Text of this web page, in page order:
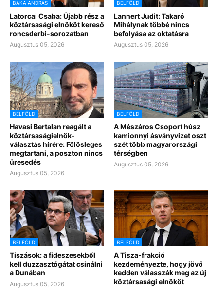
BAKA ANDRÁS
Latorcai Csaba: Újabb rész a
köztársasági elnököt kereső
roncsderbi-sorozatban
Augusztus 05, 2026
BELFÖLD
Lannert Judit: Takaró
Mihálynak többé nincs
befolyása az oktatásra
Augusztus 05, 2026
BELFÖLD
Havasi Bertalan reagált a
köztársaságielnök-
választás hírére: Fölösleges
megtartani, a poszton nincs
üresedés
Augusztus 05, 2026
BELFÖLD
A Mészáros Csoport húsz
kamionnyi ásványvizet oszt
szét több magyarországi
térségben
Augusztus 05, 2026
BELFÖLD
Tiszások: a fideszesekből
kell duzzasztógátat csinálni
a Dunában
Augusztus 05, 2026
BELFÖLD
A Tisza-frakció
kezdeményezte, hogy jövő
kedden válasszák meg az új
köztársasági elnököt